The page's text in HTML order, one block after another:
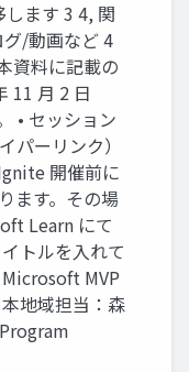
します 3 4, 関
/動画など 4
資料に記載の
11 月 2 日
• セッション
パーリンク）
開催前に
ます。その場
Learn にて
トルを入れて
MVP
地域担当：森